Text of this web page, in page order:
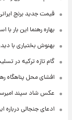
قیمت جدید برنج
بهاره رهنما این بار
بهنوش بختیاری با
گام تازه ترکیه در
افشای محل پناهگاه‌
عکس شاد سپند
ادعای جنجالی درباره